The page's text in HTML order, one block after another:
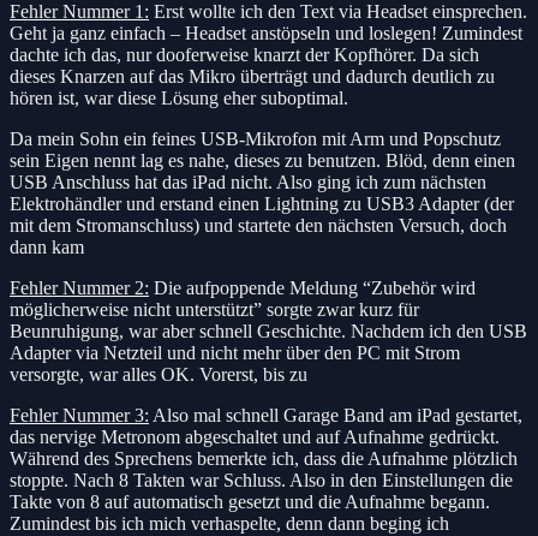
Fehler Nummer 1: Erst wollte ich den Text via Headset einsprechen.
Geht ja ganz einfach – Headset anstöpseln und loslegen! Zumindest
dachte ich das, nur dooferweise knarzt der Kopfhörer. Da sich
dieses Knarzen auf das Mikro überträgt und dadurch deutlich zu
hören ist, war diese Lösung eher suboptimal.
Da mein Sohn ein feines USB-Mikrofon mit Arm und Popschutz
sein Eigen nennt lag es nahe, dieses zu benutzen. Blöd, denn einen
USB Anschluss hat das iPad nicht. Also ging ich zum nächsten
Elektrohändler und erstand einen Lightning zu USB3 Adapter (der
mit dem Stromanschluss) und startete den nächsten Versuch, doch
dann kam
Fehler Nummer 2: Die aufpoppende Meldung “Zubehör wird
möglicherweise nicht unterstützt” sorgte zwar kurz für
Beunruhigung, war aber schnell Geschichte. Nachdem ich den USB
Adapter via Netzteil und nicht mehr über den PC mit Strom
versorgte, war alles OK. Vorerst, bis zu
Fehler Nummer 3: Also mal schnell Garage Band am iPad gestartet,
das nervige Metronom abgeschaltet und auf Aufnahme gedrückt.
Während des Sprechens bemerkte ich, dass die Aufnahme plötzlich
stoppte. Nach 8 Takten war Schluss. Also in den Einstellungen die
Takte von 8 auf automatisch gesetzt und die Aufnahme begann.
Zumindest bis ich mich verhaspelte, denn dann beging ich